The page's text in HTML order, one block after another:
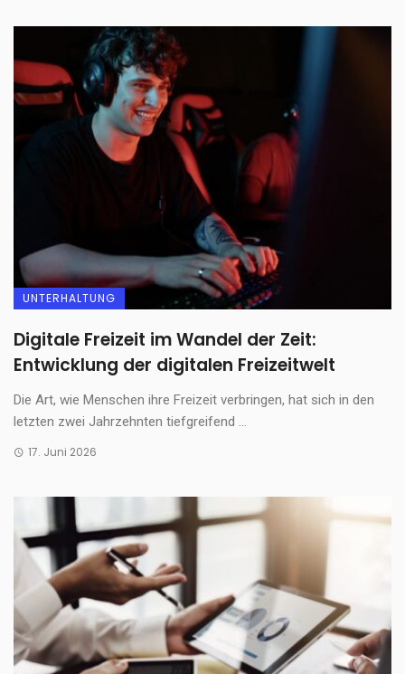
UNTERHALTUNG
Digitale Freizeit im Wandel der Zeit:
Entwicklung der digitalen Freizeitwelt
Die Art, wie Menschen ihre Freizeit verbringen, hat sich in den
letzten zwei Jahrzehnten tiefgreifend ...
17. Juni 2026